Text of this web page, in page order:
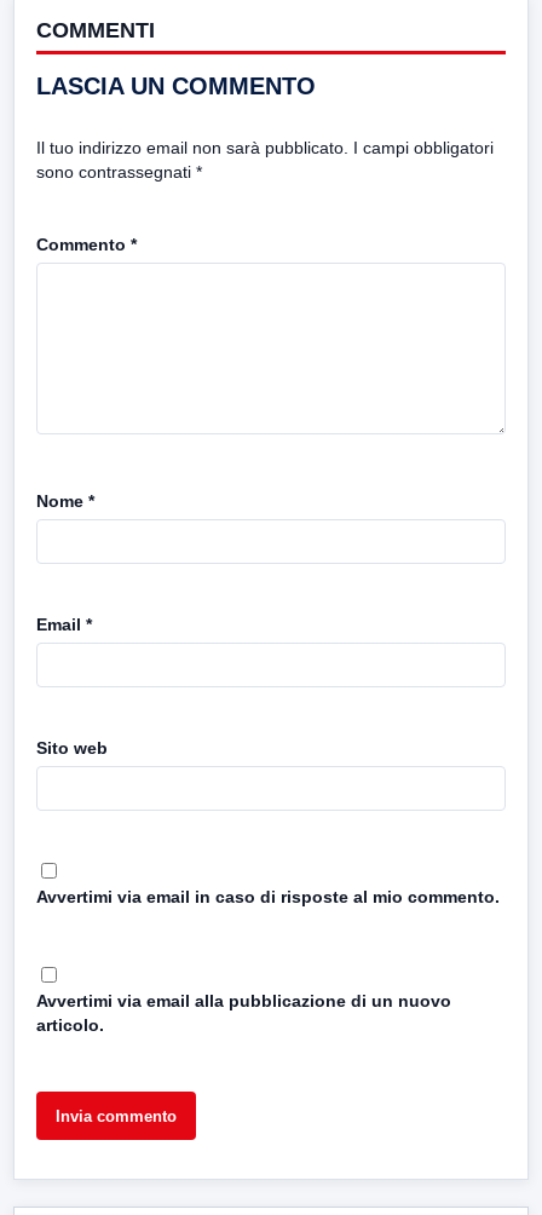
COMMENTI
LASCIA UN COMMENTO
Il tuo indirizzo email non sarà pubblicato. I campi obbligatori
sono contrassegnati *
Commento *
Nome *
Email *
Sito web
Avvertimi via email in caso di risposte al mio commento.
Avvertimi via email alla pubblicazione di un nuovo
articolo.